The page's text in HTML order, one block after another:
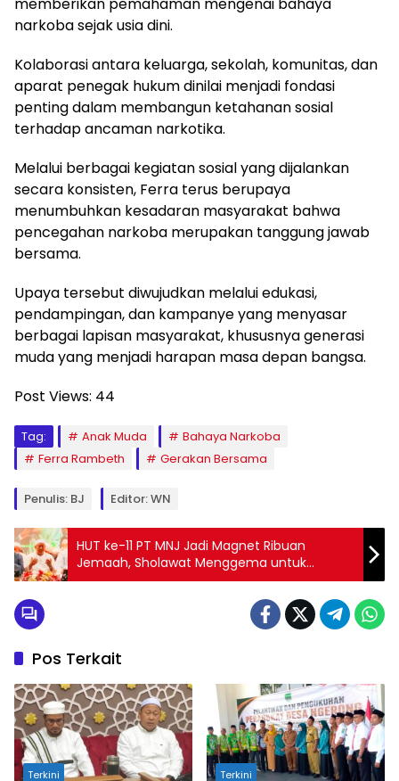
narkoba sejak usia dini.
Kolaborasi antara keluarga, sekolah, komunitas, dan
aparat penegak hukum dinilai menjadi fondasi
penting dalam membangun ketahanan sosial
terhadap ancaman narkotika.
Melalui berbagai kegiatan sosial yang dijalankan
secara konsisten, Ferra terus berupaya
menumbuhkan kesadaran masyarakat bahwa
pencegahan narkoba merupakan tanggung jawab
bersama.
Upaya tersebut diwujudkan melalui edukasi,
pendampingan, dan kampanye yang menyasar
berbagai lapisan masyarakat, khususnya generasi
muda yang menjadi harapan masa depan bangsa.
Post Views: 44
Tag: Anak Muda
Bahaya Narkoba
Ferra Rambeth
Gerakan Bersama
Penulis: BJ Editor: WN
HUT ke-11 PT MNJ Jadi Magnet Ribuan
Jemaah, Sholawat Menggema untuk
Perdamaian Dunia
Pos Terkait
Terkini Terkini